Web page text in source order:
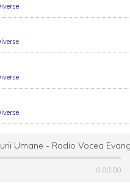
Umane - Radio Vocea
0:00:00